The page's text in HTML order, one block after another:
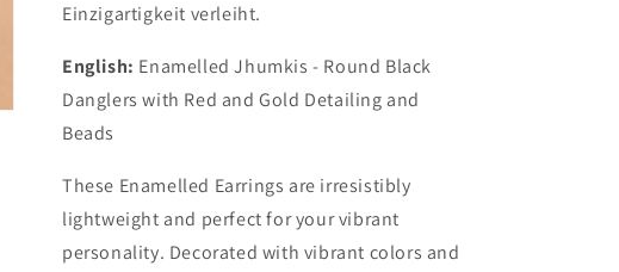
Einzigartigkeit verleiht.
English: Enamelled Jhumkis - Round Black
Danglers with Red and Gold Detailing and
Beads
These Enamelled Earrings are irresistibly
lightweight and perfect for your vibrant
personality. Decorated with vibrant colors and